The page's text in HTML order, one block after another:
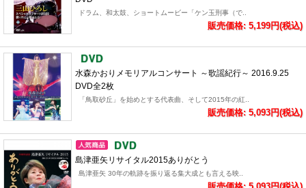
ドラム、和太鼓、ショートムービー「ケン玉刑事（で..
販売価格: 5,199円(税込)
水森かおりメモリアルコンサート ～歌謡紀行～ 2016.9.25
DVD全2枚
「鳥取砂丘」を始めとする代表曲、そして2015年の紅..
販売価格: 5,093円(税込)
島津亜矢リサイタル2015ありがとう
島津亜矢 30年の軌跡を振り返る集大成とも言える映..